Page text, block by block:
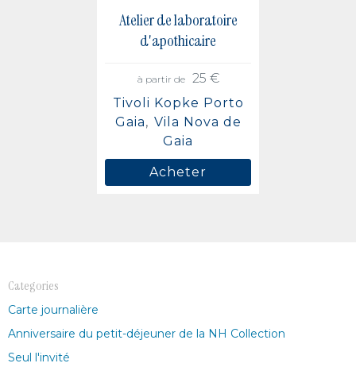
Atelier de laboratoire
d'apothicaire
à partir de
25 €
Tivoli Kopke Porto
Gaia
Vila Nova de
Gaia
Acheter
Categories
Carte journalière
Anniversaire du petit-déjeuner de la NH Collection
Seul l'invité